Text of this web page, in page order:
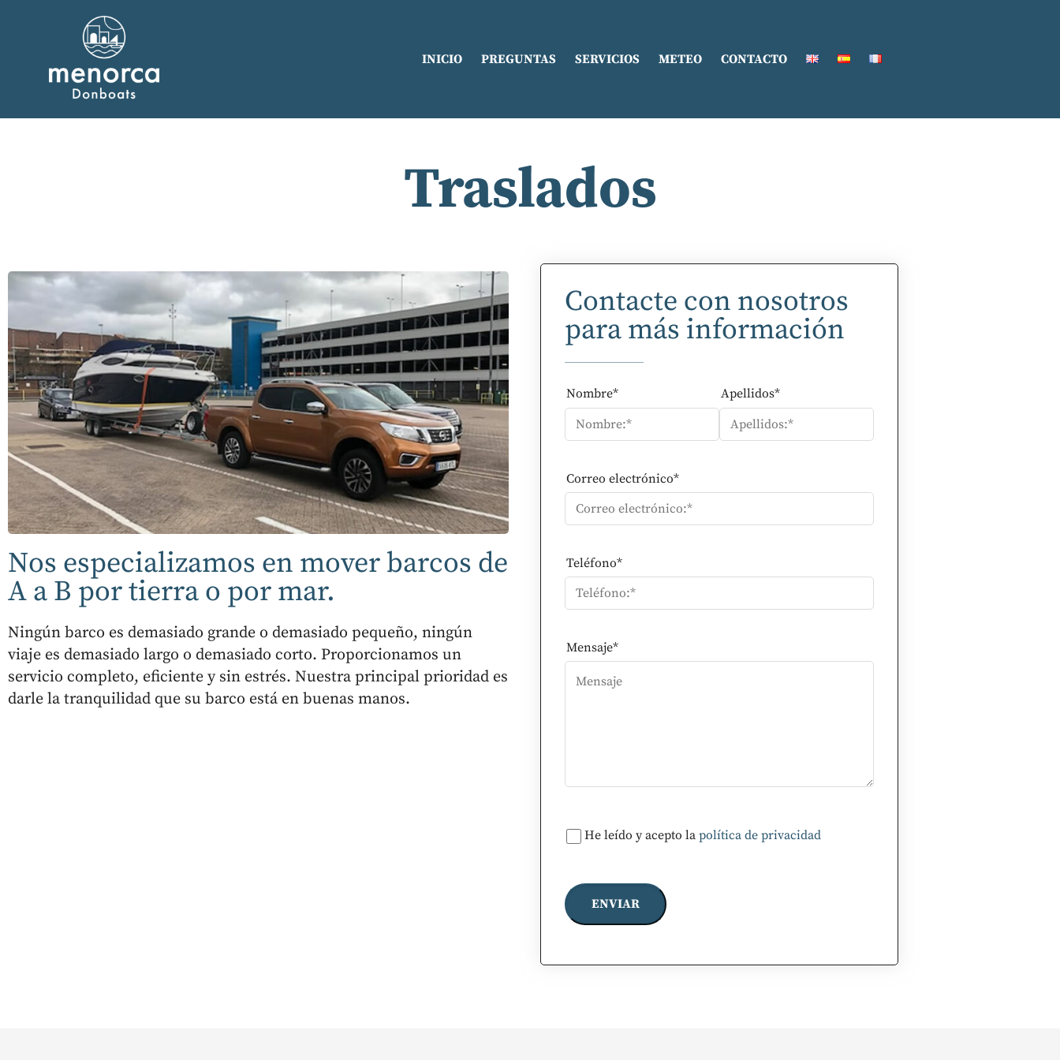
INICIO PREGUNTAS SERVICIOS METEO CONTACTO
Traslados
Nos especializamos en mover barcos de
A a B por tierra o por mar.
Ningún barco es demasiado grande o demasiado pequeño, ningún
viaje es demasiado largo o demasiado corto. Proporcionamos un
servicio completo, eficiente y sin estrés. Nuestra principal prioridad es
darle la tranquilidad que su barco está en buenas manos.
Contacte con nosotros
para más información
Nombre* Apellidos*
Correo electrónico*
Teléfono*
Mensaje*
He leído y acepto la política de privacidad